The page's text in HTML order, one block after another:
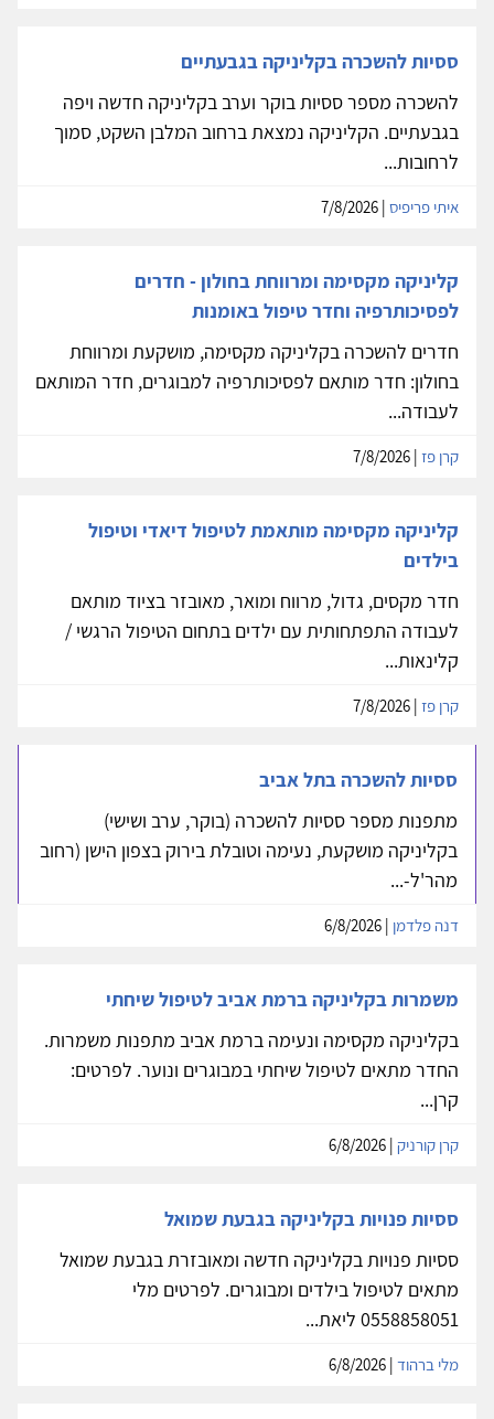
ססיות להשכרה בקליניקה בגבעתיים
להשכרה מספר ססיות בוקר וערב בקליניקה חדשה ויפה
בגבעתיים. הקליניקה נמצאת ברחוב המלבן השקט, סמוך
לרחובות...
איתי פריפיס
קליניקה מקסימה ומרווחת בחולון - חדרים
לפסיכותרפיה וחדר טיפול באומנות
חדרים להשכרה בקליניקה מקסימה, מושקעת ומרווחת
בחולון: חדר מותאם לפסיכותרפיה למבוגרים, חדר המותאם
לעבודה...
קרן פז
קליניקה מקסימה מותאמת לטיפול דיאדי וטיפול
בילדים
חדר מקסים, גדול, מרווח ומואר, מאובזר בציוד מותאם
לעבודה התפתחותית עם ילדים בתחום הטיפול הרגשי /
קלינאות...
קרן פז
ססיות להשכרה בתל אביב
מתפנות מספר ססיות להשכרה (בוקר, ערב ושישי)
בקליניקה מושקעת, נעימה וטובלת בירוק בצפון הישן (רחוב
מהר'ל-...
דנה פלדמן
משמרות בקליניקה ברמת אביב לטיפול שיחתי
בקליניקה מקסימה ונעימה ברמת אביב מתפנות משמרות.
החדר מתאים לטיפול שיחתי במבוגרים ונוער. לפרטים:
קרן...
קרן קורניק
ססיות פנויות בקליניקה בגבעת שמואל
ססיות פנויות בקליניקה חדשה ומאובזרת בגבעת שמואל
מתאים לטיפול בילדים ומבוגרים. לפרטים מלי
0558858051 ליאת...
מלי ברהוד